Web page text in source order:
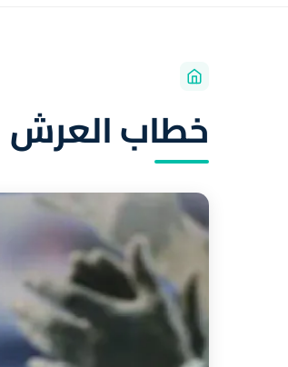
خطاب العرش